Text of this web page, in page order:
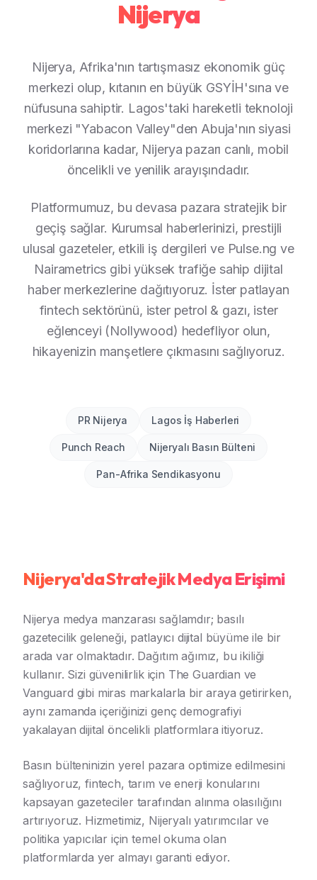
Nijerya
Nijerya, Afrika'nın tartışmasız ekonomik güç
merkezi olup, kıtanın en büyük GSYİH'sına ve
nüfusuna sahiptir. Lagos'taki hareketli teknoloji
merkezi "Yabacon Valley"den Abuja'nın siyasi
koridorlarına kadar, Nijerya pazarı canlı, mobil
öncelikli ve yenilik arayışındadır.
Platformumuz, bu devasa pazara stratejik bir
geçiş sağlar. Kurumsal haberlerinizi, prestijli
ulusal gazeteler, etkili iş dergileri ve Pulse.ng ve
Nairametrics gibi yüksek trafiğe sahip dijital
haber merkezlerine dağıtıyoruz. İster patlayan
fintech sektörünü, ister petrol & gazı, ister
eğlenceyi (Nollywood) hedefliyor olun,
hikayenizin manşetlere çıkmasını sağlıyoruz.
PR Nijerya Lagos İş Haberleri
Punch Reach Nijeryalı Basın Bülteni
Pan-Afrika Sendikasyonu
Nijerya'da Stratejik Medya Erişimi
Nijerya medya manzarası sağlamdır; basılı
gazetecilik geleneği, patlayıcı dijital büyüme ile bir
arada var olmaktadır. Dağıtım ağımız, bu ikiliği
kullanır. Sizi güvenilirlik için The Guardian ve
Vanguard gibi miras markalarla bir araya getirirken,
aynı zamanda içeriğinizi genç demografiyi
yakalayan dijital öncelikli platformlara itiyoruz.
Basın bülteninizin yerel pazara optimize edilmesini
sağlıyoruz, fintech, tarım ve enerji konularını
kapsayan gazeteciler tarafından alınma olasılığını
artırıyoruz. Hizmetimiz, Nijeryalı yatırımcılar ve
politika yapıcılar için temel okuma olan
platformlarda yer almayı garanti ediyor.